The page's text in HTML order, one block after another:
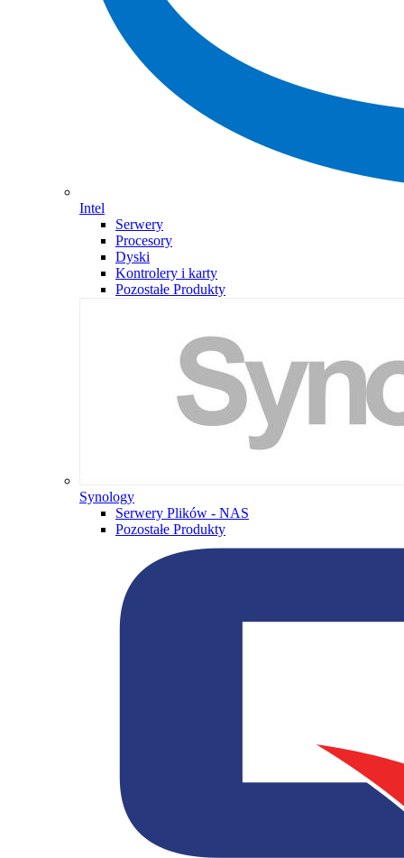
Intel
Serwery
Procesory
Dyski
Kontrolery i karty
Pozostałe Produkty
Synology
Serwery Plików - NAS
Pozostałe Produkty